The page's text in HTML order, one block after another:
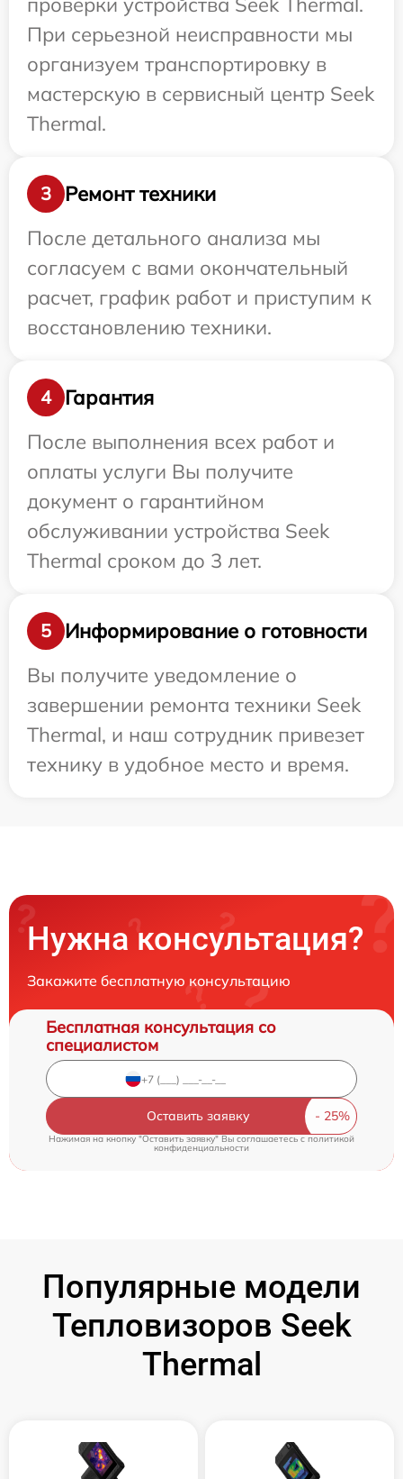
При серьезной неисправности мы
организуем транспортировку в
мастерскую в сервисный центр Seek
Thermal.
3
Ремонт техники
После детального анализа мы
согласуем с вами окончательный
расчет, график работ и приступим к
восстановлению техники.
4
Гарантия
После выполнения всех работ и
оплаты услуги Вы получите
документ о гарантийном
обслуживании устройства Seek
Thermal сроком до 3 лет.
5
Информирование о готовности
Вы получите уведомление о
завершении ремонта техники Seek
Thermal, и наш сотрудник привезет
технику в удобное место и время.
Нужна консультация?
Закажите бесплатную консультацию
Бесплатная консультация со
специалистом
Оставить заявку
Нажимая на кнопку "Оставить заявку" Вы соглашаетесь c политикой
конфиденциальности
Популярные модели
Тепловизоров Seek
Thermal